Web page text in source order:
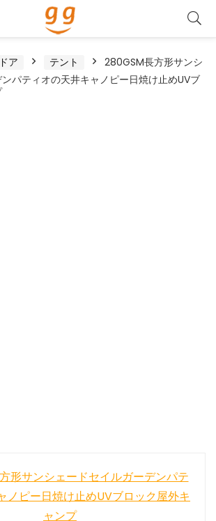
ア テント
280GSM長方形サンシ
パティオの天井キャノピー日焼け止めUVブ